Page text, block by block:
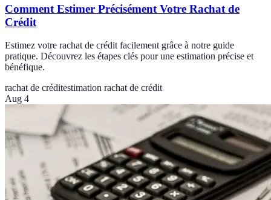
Comment Estimer Précisément Votre Rachat de
Crédit
Estimez votre rachat de crédit facilement grâce à notre guide
pratique. Découvrez les étapes clés pour une estimation précise et
bénéfique.
rachat de créditestimation rachat de crédit
Aug 4